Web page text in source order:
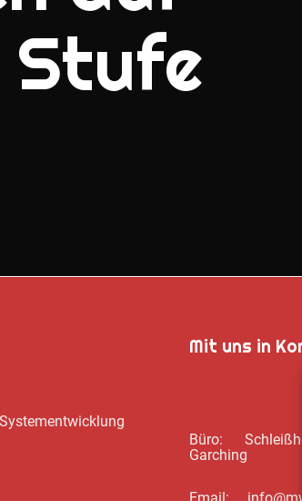
Stufe
Mit uns in
Büro:
Garching